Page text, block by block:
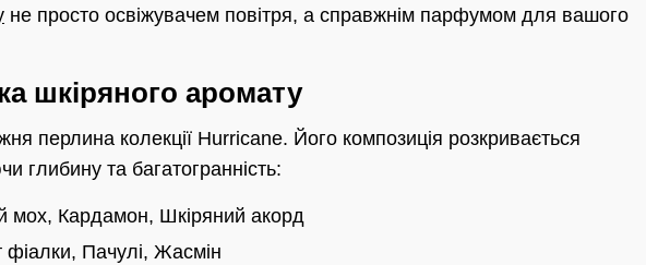
не просто освіжувачем повітря, а справжнім парфумом для вашого
шкіряного аромату
перлина колекції Hurricane. Його композиція розкривається
глибину та багатогранність:
мох, Кардамон, Шкіряний акорд
фіалки, Пачулі, Жасмін